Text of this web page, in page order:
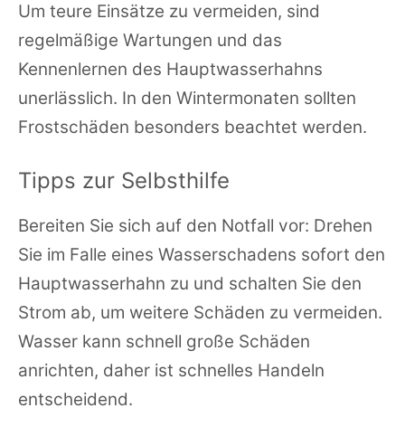
Um teure Einsätze zu vermeiden, sind
regelmäßige Wartungen und das
Kennenlernen des Hauptwasserhahns
unerlässlich. In den Wintermonaten sollten
Frostschäden besonders beachtet werden.
Tipps zur Selbsthilfe
Bereiten Sie sich auf den Notfall vor: Drehen
Sie im Falle eines Wasserschadens sofort den
Hauptwasserhahn zu und schalten Sie den
Strom ab, um weitere Schäden zu vermeiden.
Wasser kann schnell große Schäden
anrichten, daher ist schnelles Handeln
entscheidend.